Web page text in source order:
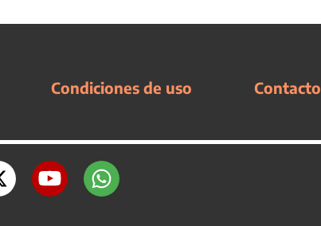
Condiciones de uso Contacto